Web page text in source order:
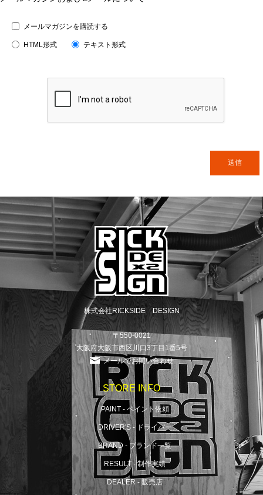
メールマガジンを購読する
HTML形式 テキスト形式
株式会社RICKSIDE DESIGN
〒550-0021
大阪府大阪市西区川口3丁目1番5号
メールでお問い合わせ
STORE INFO
PAINT - ペイント依頼
DRIVER'S - ドライバー
BRAND - ブランド一覧
RESULT - 制作実績
DEALER - 販売店